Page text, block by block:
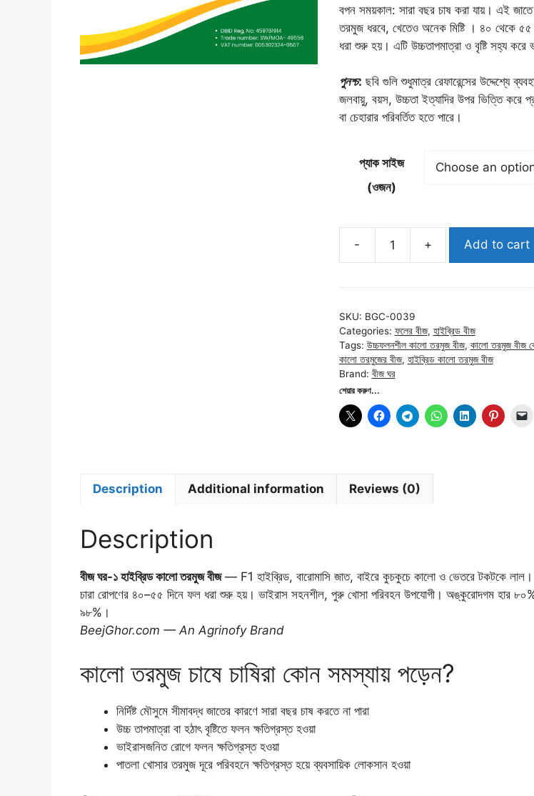
70.00৳
through
490.00৳
বপন সময়কাল: সারা বছর চাষ করা যায়। এই
তরমুজ ধরবে, খেতেও অনেক মিষ্টি । ৪০ থেকে ৫৫
ধরা শুরু হয়। এটি উচ্চতাপমাত্রা ও বৃষ্টি সহ্য
পুনশ্চ: ছবি গুলি শুধুমাত্র রেফারেন্সের উদ্দেশ্যে
জলবায়ু, বয়স, উচ্চতা ইত্যাদির উপর ভিত্তি করে
বা চেহারার পরিবর্তিত হতে পারে।
প্যাক সাইজ
(ওজন)
-
তরমুজ
|
Hybrid
Black
Watermelon
Seed
quantity
+ Add to cart
SKU: BGC-0039
Categories: ফলের বীজ, হাইব্রিড বীজ
Tags: উচ্চফলনশীল কালো তরমুজ বীজ, কালো তরমুজ বীজ
কালো তরমুজের বীজ, হাইব্রিড কালো তরমুজ বীজ
Brand: বীজ ঘর
শেয়ার করুণ...
Description Additional information Reviews (0)
Description
বীজ ঘর-১ হাইব্রিড কালো তরমুজ বীজ— F1 হাইব্রিড, বারোমাসি জাত, বাইরে কুচকুচে কালো ও ভেতরে টকটকে
চারা রোপণের ৪০–৫৫ দিনে ফল ধরা শুরু হয়। ভাইরাস সহনশীল, পুরু খোসা পরিবহন উপযোগী। অঙ্কুরোদগম হার
৯৮%।
BeejGhor.com — An Agrinofy Brand
কালো তরমুজ চাষে চাষিরা কোন সমস্যায় পড়েন?
নির্দিষ্ট মৌসুমে সীমাবদ্ধ জাতের কারণে সারা বছর চাষ করতে না পারা
উচ্চ তাপমাত্রা বা হঠাৎ বৃষ্টিতে ফলন ক্ষতিগ্রস্ত হওয়া
ভাইরাসজনিত রোগে ফলন ক্ষতিগ্রস্ত হওয়া
পাতলা খোসার তরমুজ দূরে পরিবহনে ক্ষতিগ্রস্ত হয়ে ব্যবসায়িক লোকসান হওয়া